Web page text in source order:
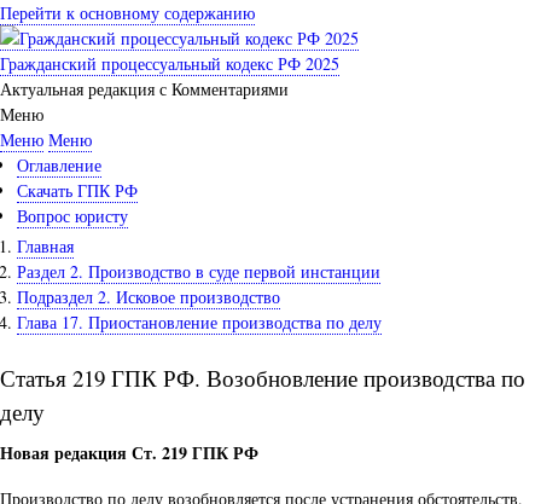
Перейти к основному содержанию
Гражданский процессуальный кодекс РФ 2025
Актуальная редакция с Комментариями
Меню
Меню Меню
Оглавление
Скачать ГПК РФ
Вопрос юристу
Главная
Раздел 2. Производство в суде первой инстанции
Подраздел 2. Исковое производство
Глава 17. Приостановление производства по делу
Статья 219 ГПК РФ. Возобновление производства по
делу
Новая редакция Ст. 219 ГПК РФ
Производство по делу возобновляется после устранения обстоятельств,